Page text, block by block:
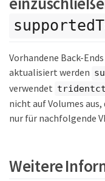
Vorhandene Back-
aktualisiert werden
verwendet
nicht auf Volumes
nur für nachfolgende
Weitere